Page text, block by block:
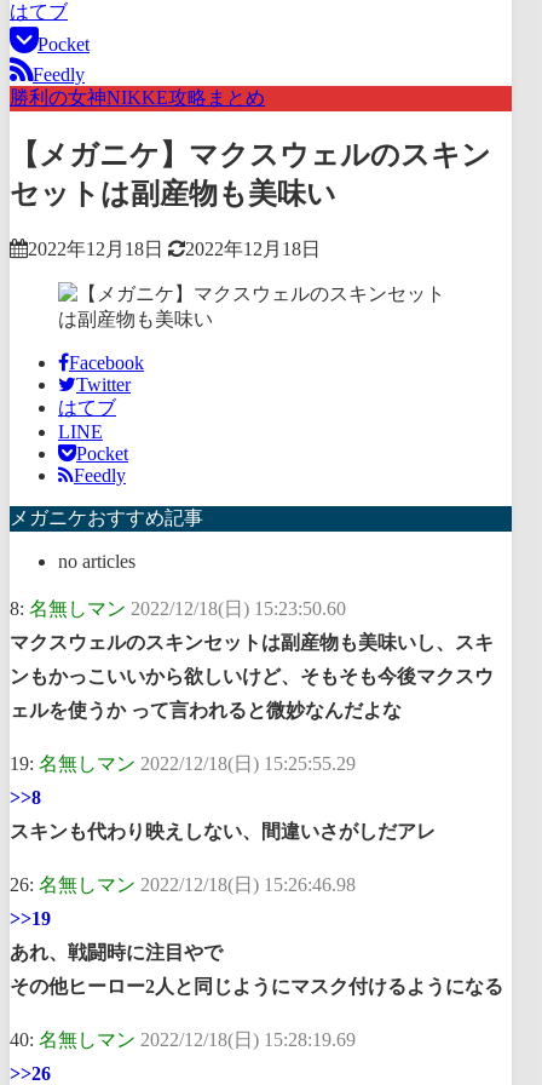
はてブ
Pocket
Feedly
勝利の女神NIKKE攻略まとめ
【メガニケ】マクスウェルのスキン
セットは副産物も美味い
2022年12月18日 2022年12月18日
Facebook
Twitter
はてブ
LINE
Pocket
Feedly
メガニケおすすめ記事
no articles
8: 名無しマン 2022/12/18(日) 15:23:50.60
マクスウェルのスキンセットは副産物も美味いし、スキ
ンもかっこいいから欲しいけど、そもそも今後マクスウ
ェルを使うか って言われると微妙なんだよな
19: 名無しマン 2022/12/18(日) 15:25:55.29
>>8
スキンも代わり映えしない、間違いさがしだアレ
26: 名無しマン 2022/12/18(日) 15:26:46.98
>>19
あれ、戦闘時に注目やで
その他ヒーロー2人と同じようにマスク付けるようになる
40: 名無しマン 2022/12/18(日) 15:28:19.69
>>26